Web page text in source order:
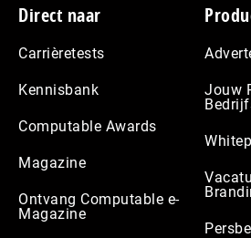
Footer
Direct naar
Carrièretests
Kennisbank
Computable Awards
Magazine
Ontvang Computable e-
Magazine
Jouw